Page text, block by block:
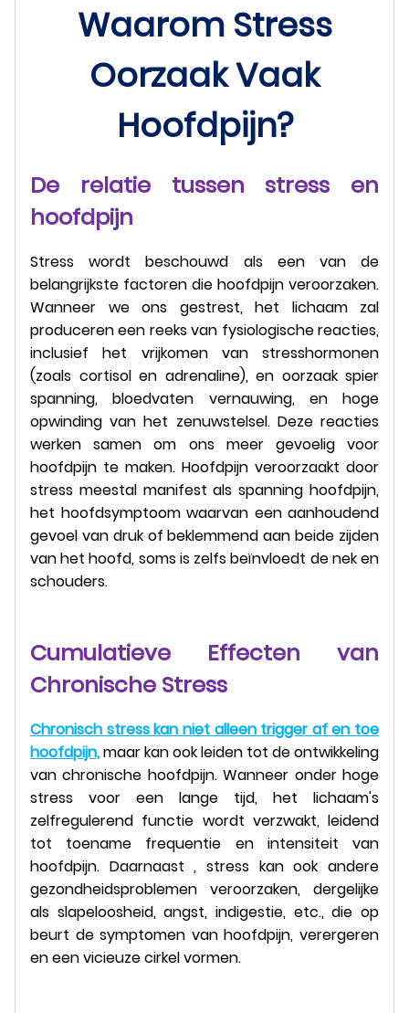
Waarom Stress
Oorzaak Vaak
Hoofdpijn?
De relatie tussen stress en
hoofdpijn
Stress wordt beschouwd als een van de
belangrijkste factoren die hoofdpijn veroorzaken.
Wanneer we ons gestrest, het lichaam zal
produceren een reeks van fysiologische reacties,
inclusief het vrijkomen van stresshormonen
(zoals cortisol en adrenaline), en oorzaak spier
spanning, bloedvaten vernauwing, en hoge
opwinding van het zenuwstelsel. Deze reacties
werken samen om ons meer gevoelig voor
hoofdpijn te maken. Hoofdpijn veroorzaakt door
stress meestal manifest als spanning hoofdpijn,
het hoofdsymptoom waarvan een aanhoudend
gevoel van druk of beklemmend aan beide zijden
van het hoofd, soms is zelfs beïnvloedt de nek en
schouders.
Cumulatieve Effecten van
Chronische Stress
Chronisch stress kan niet alleen trigger af en toe
hoofdpijn,maar kan ook leiden tot de ontwikkeling
van chronische hoofdpijn. Wanneer onder hoge
stress voor een lange tijd, het lichaam's
zelfregulerend functie wordt verzwakt, leidend
tot toename frequentie en intensiteit van
hoofdpijn. Daarnaast , stress kan ook andere
gezondheidsproblemen veroorzaken, dergelijke
als slapeloosheid, angst, indigestie, etc., die op
beurt de symptomen van hoofdpijn, verergeren
en een vicieuze cirkel vormen.